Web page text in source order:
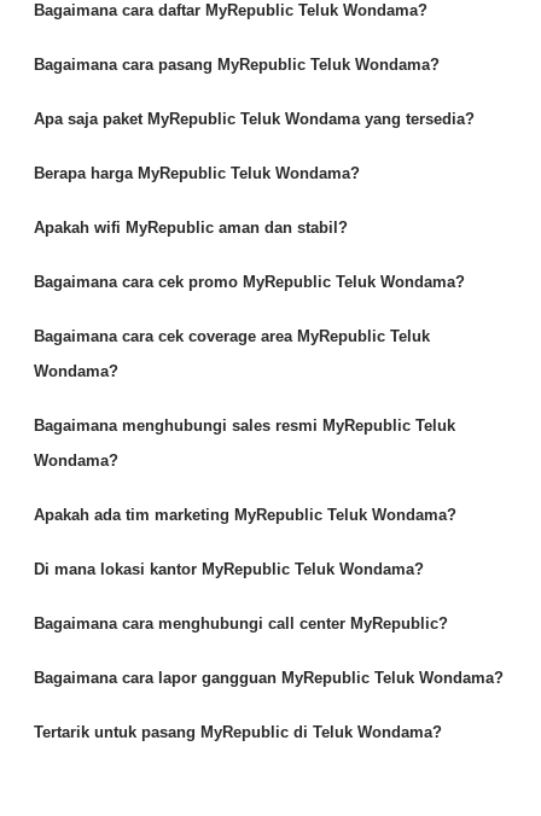
Bagaimana cara daftar MyRepublic Teluk Wondama?
Bagaimana cara pasang MyRepublic Teluk Wondama?
Apa saja paket MyRepublic Teluk Wondama yang tersedia?
Berapa harga MyRepublic Teluk Wondama?
Apakah wifi MyRepublic aman dan stabil?
Bagaimana cara cek promo MyRepublic Teluk Wondama?
Bagaimana cara cek coverage area MyRepublic Teluk
Wondama?
Bagaimana menghubungi sales resmi MyRepublic Teluk
Wondama?
Apakah ada tim marketing MyRepublic Teluk Wondama?
Di mana lokasi kantor MyRepublic Teluk Wondama?
Bagaimana cara menghubungi call center MyRepublic?
Bagaimana cara lapor gangguan MyRepublic Teluk Wondama?
Tertarik untuk pasang MyRepublic di Teluk Wondama?